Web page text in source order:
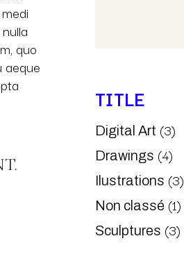
quo
aeque
TITLE
Digital Art (3)
Drawings (4)
Ilustrations (3)
Non classé (1)
Sculptures (3)